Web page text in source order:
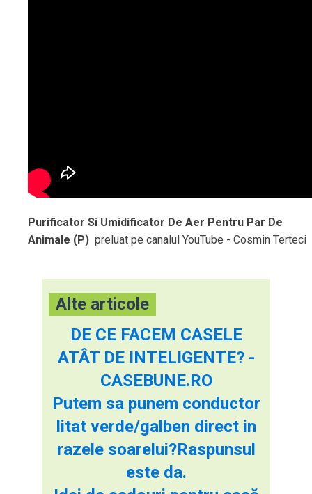
Purificator Si Umidificator De Aer Pentru Par De
Animale (P) preluat pe canalul YouTube - Cosmin Terteci
Alte articole
DE CE FACEM CASELE
ATÂT DE INTELIGENTE? -
CASEBUNE.RO
Putem sa punem conductor
litat verde/galben direct in
razele soarelui?Raspunsul
este da.